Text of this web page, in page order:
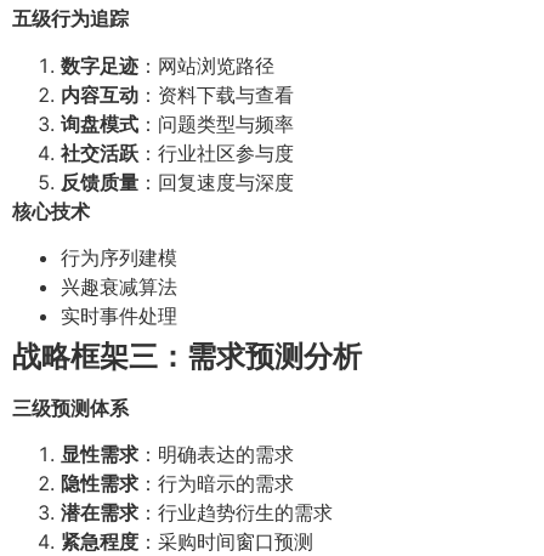
五级行为追踪
数字足迹 ：网站浏览路径
内容互动 ：资料下载与查看
询盘模式 ：问题类型与频率
社交活跃 ：行业社区参与度
反馈质量 ：回复速度与深度
核心技术
行为序列建模
兴趣衰减算法
实时事件处理
战略框架三：需求预测分析
三级预测体系
显性需求 ：明确表达的需求
隐性需求 ：行为暗示的需求
潜在需求 ：行业趋势衍生的需求
紧急程度 ：采购时间窗口预测